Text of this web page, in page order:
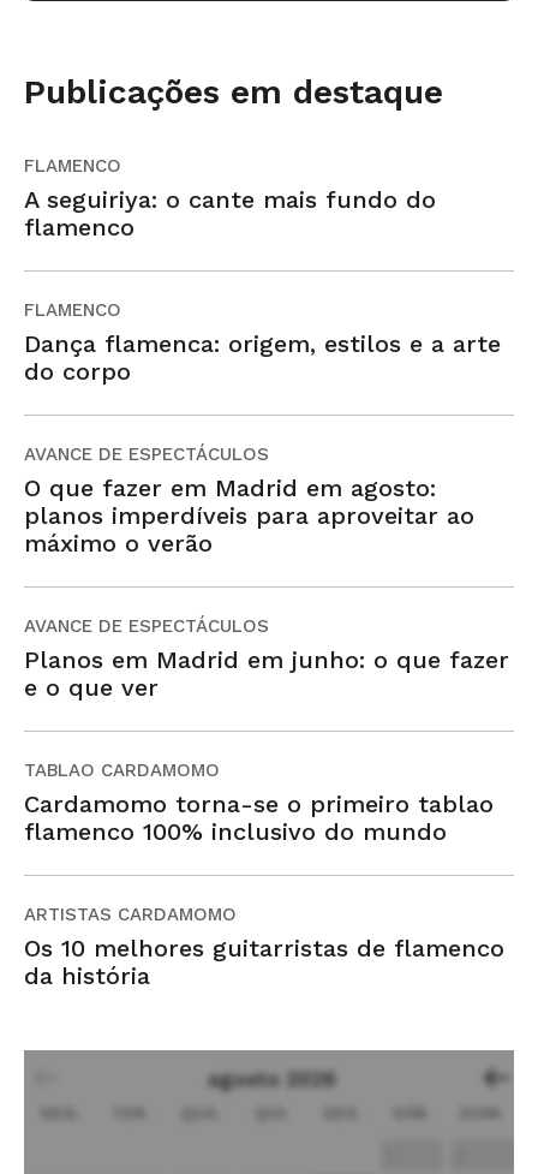
Publicações em destaque
FLAMENCO
A seguiriya: o cante mais fundo do
flamenco
FLAMENCO
Dança flamenca: origem, estilos e a arte
do corpo
AVANCE DE ESPECTÁCULOS
O que fazer em Madrid em agosto:
planos imperdíveis para aproveitar ao
máximo o verão
AVANCE DE ESPECTÁCULOS
Planos em Madrid em junho: o que fazer
e o que ver
TABLAO CARDAMOMO
Cardamomo torna-se o primeiro tablao
flamenco 100% inclusivo do mundo
ARTISTAS CARDAMOMO
Os 10 melhores guitarristas de flamenco
da história